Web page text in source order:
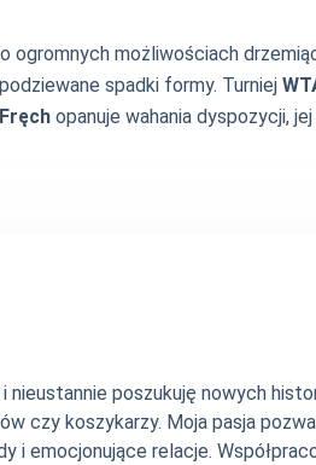
ogromnych możliwościach
spadki formy. Turniej
Fręch opanuje wahania dyspozycji,
poszukuję nowych
czy koszykarzy. Moja pasja
i emocjonujące relacje.